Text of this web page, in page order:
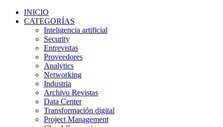
INICIO
CATEGORÍAS
Inteligencia artificial
Security
Entrevistas
Proveedores
Analytics
Networking
Industria
Archivo Revistas
Data Center
Transformación digital
Project Management